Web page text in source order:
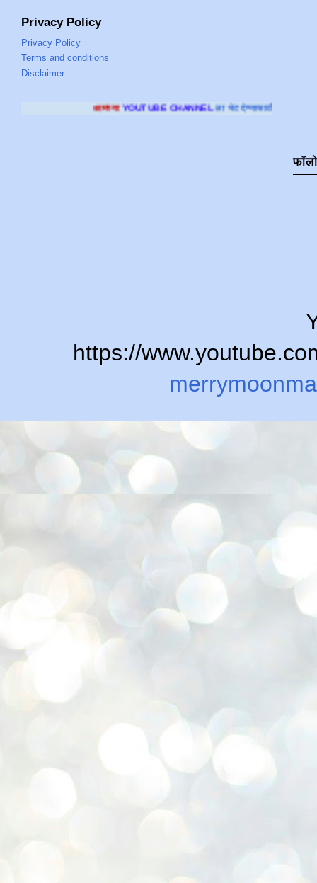
Privacy Policy
Privacy Policy
Terms and conditions
Disclaimer
YOUTUBE CHANNELला भेट देण्यासाठी क्लिक करा.
https://